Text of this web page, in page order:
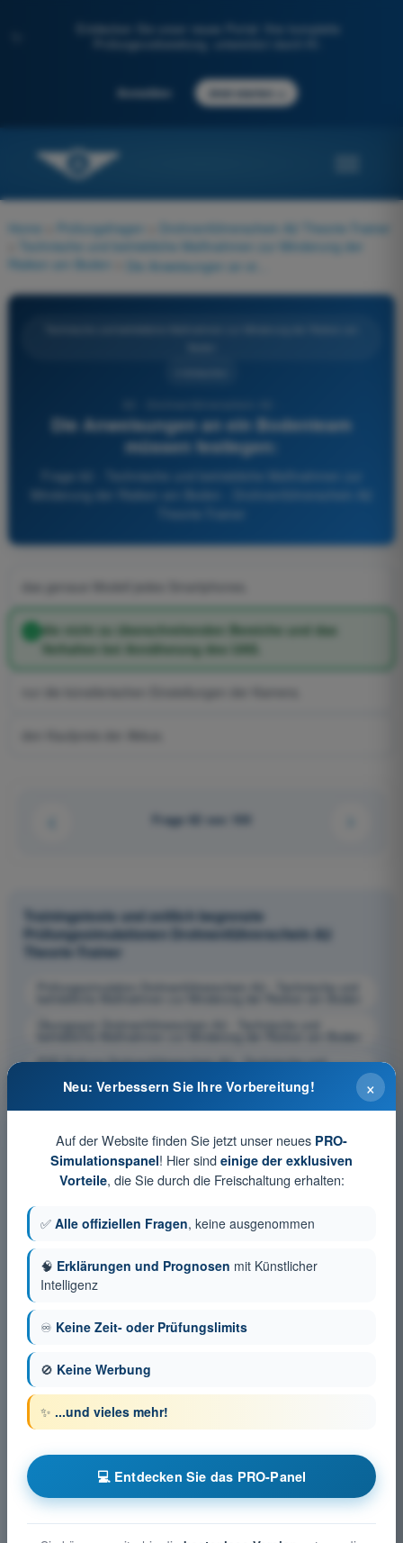
Entdecken Sie unser neues Portal: Ihre komplette
Prüfungsvorbereitung, unterstützt durch KI.
Anmelden Jetzt starten
Home Prüfungsfragen
Drohnenführerschein A2 Theorie-Trainer
Technische und betriebliche Maßnahmen zur Minderung der
Risiken am Boden
Die Anweisungen an ein Bodenteam
müssen festlegen:
Frage 62 - Technische und betriebliche Maßnahmen zur
die nicht zu überschreitenden Bereiche und das
Verhalten bei Annäherung des UAS.
Frage 62 von 100
Trainingstests und zeitlich begrenzte
Prüfungssimulationen Drohnenführerschein A2
Theorie-Trainer
Prüfungssimulation Drohnenführerschein A2 - Technische und
Übungsquiz Drohnenführerschein A2 - Technische und
betriebliche Maßnahmen zur Minderung der Risiken am Boden
PDF-Prüfung Drohnenführerschein A2 - Technische und
betriebliche Maßnahmen zur Minderung der Risiken am Boden ×
Neu: Verbessern Sie Ihre Vorbereitung!
Auf der Website finden Sie jetzt unser neues PRO-
Simulationspanel! Hier sind einige der exklusiven
Vorteile, die Sie durch die Freischaltung erhalten:
✅ Alle offiziellen Fragen, keine ausgenommen
🧠 Erklärungen und Prognosen mit Künstlicher
Intelligenz
♾️ Keine Zeit- oder Prüfungslimits
🚫 Keine Werbung
✨ ...und vieles mehr!
💻 Entdecken Sie das PRO-Panel